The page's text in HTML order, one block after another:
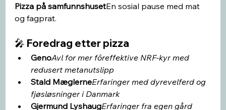
Pizza på samfunnshusetEn sosial pause med mat
og fagprat.
🎤 Foredrag etter pizza
GenoAvl for mer fôreffektive NRF-kyr med
redusert metanutslipp
Stald MæglerneErfaringer med dyrevelferd og
fjøsløsninger i Danmark
Gjermund LyshaugErfaringer fra egen gård